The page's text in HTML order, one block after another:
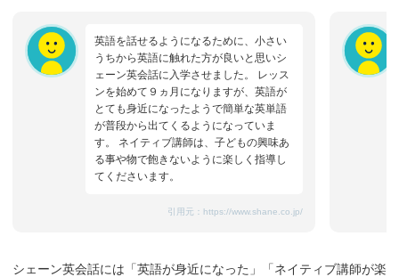
英語を話せるようになるために、小さい
うちから英語に触れた方が良いと思いシ
ェーン英会話に入学させました。 レッス
ンを始めて９ヵ月になりますが、英語が
とても身近になったようで簡単な英単語
が普段から出てくるようになっていま
す。 ネイティブ講師は、子どもの興味あ
る事や物で飽きないように楽しく指導し
てくださいます。
引用元： https://www.shane.co.jp/
シェーン英会話には「英語が身近になった」「ネイティブ講師が楽